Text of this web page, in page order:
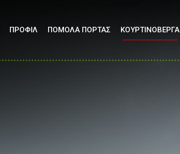
ΠΡΟΦΙΛ ΠΟΜΟΛΑ ΠΟΡΤΑΣ ΚΟΥΡΤΙΝΟΒΕΡΓΑ